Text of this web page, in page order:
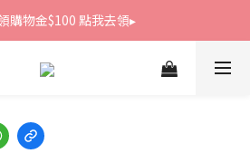
購物金$100 點我去領▸
購物金$100 點我去領▸
全館滿1800免運